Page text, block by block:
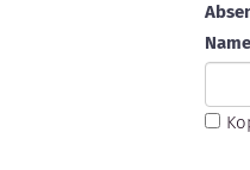
Name